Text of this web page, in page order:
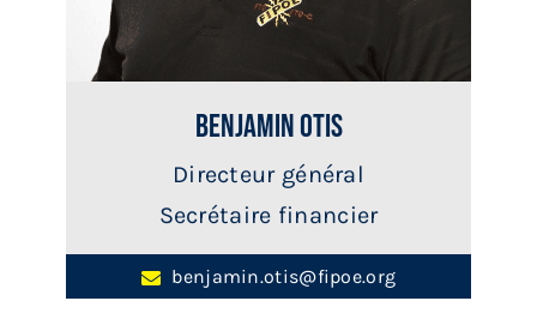
Benjamin Otis
Directeur général
Secrétaire financier
benjamin.otis@fipoe.org